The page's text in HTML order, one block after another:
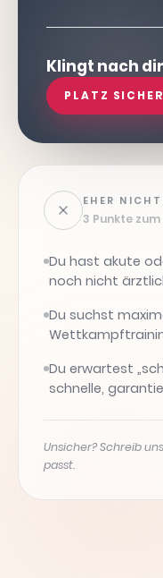
Klingt nach
PLATZ
EHER
3 Punkte
Du hast akute
noch nicht
Du suchst
Du erwartest
schnelle,
Unsicher? Schreib
passt.